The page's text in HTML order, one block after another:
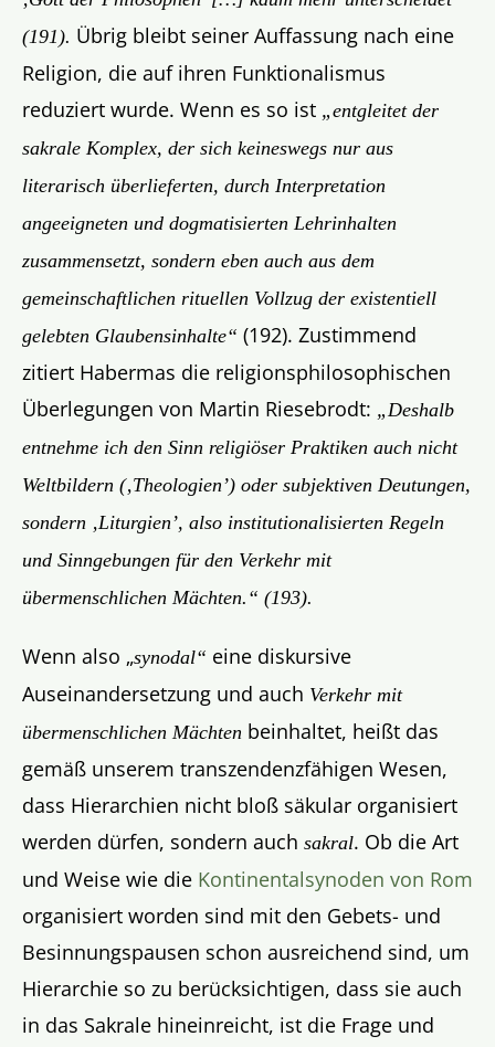
(191). Übrig bleibt seiner Auffassung nach eine
Religion, die auf ihren Funktionalismus
reduziert wurde. Wenn es so ist „entgleitet der
sakrale Komplex, der sich keineswegs nur aus
literarisch überlieferten, durch Interpretation
angeeigneten und dogmatisierten Lehrinhalten
zusammensetzt, sondern eben auch aus dem
gemeinschaftlichen rituellen Vollzug der existentiell
gelebten Glaubensinhalte“ (192). Zustimmend
zitiert Habermas die religionsphilosophischen
Überlegungen von Martin Riesebrodt: „Deshalb
entnehme ich den Sinn religiöser Praktiken auch nicht
Weltbildern (‚Theologien’) oder subjektiven Deutungen,
sondern ‚Liturgien’, also institutionalisierten Regeln
und Sinngebungen für den Verkehr mit
übermenschlichen Mächten.“ (193).
Wenn also „synodal“ eine diskursive
Auseinandersetzung und auch Verkehr mit
übermenschlichen Mächten beinhaltet, heißt das
gemäß unserem transzendenzfähigen Wesen,
dass Hierarchien nicht bloß säkular organisiert
werden dürfen, sondern auch sakral. Ob die Art
und Weise wie die Kontinentalsynoden von Rom
organisiert worden sind mit den Gebets- und
Besinnungspausen schon ausreichend sind, um
Hierarchie so zu berücksichtigen, dass sie auch
in das Sakrale hineinreicht, ist die Frage und